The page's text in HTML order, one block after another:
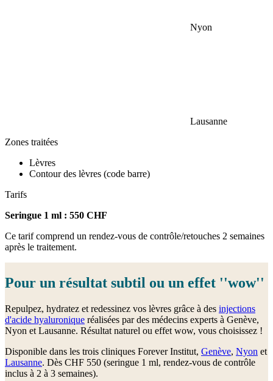
Nyon
Lausanne
Zones traitées
Lèvres
Contour des lèvres (code barre)
Tarifs
Seringue 1 ml : 550 CHF
Ce tarif comprend un rendez-vous de contrôle/retouches 2 semaines
après le traitement.
Pour un résultat subtil ou un effet ''wow''
Repulpez, hydratez et redessinez vos lèvres grâce à des injections
d'acide hyaluronique réalisées par des médecins experts à Genève,
Nyon et Lausanne. Résultat naturel ou effet wow, vous choisissez !
Disponible dans les trois cliniques Forever Institut, Genève, Nyon et
Lausanne. Dès CHF 550 (seringue 1 ml, rendez-vous de contrôle
inclus à 2 à 3 semaines).